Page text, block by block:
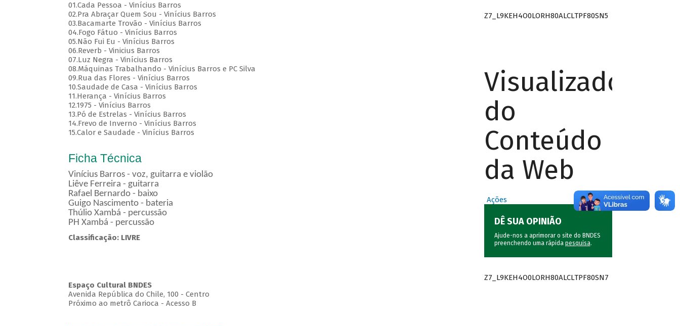
01.Cada Pessoa - Vinícius Barros
02.Pra Abraçar Quem Sou - Vinícius Barros
03.Bacamarte Trovão - Vinícius Barros
04.Fogo Fátuo - Vinícius Barros
05.Não Fui Eu - Vinícius Barros
06.Reverb - Vinicius Barros
07.Luz Negra - Vinícius Barros
08.Máquinas Trabalhando - Vinícius Barros e PC Silva
09.Rua das Flores - Vinícius Barros
10.Saudade de Casa - Vinícius Barros
11.Herança - Vinícius Barros
12.1975 - Vinícius Barros
13.Pó de Estrelas - Vinícius Barros
14.Frevo de Inverno - Vinícius Barros
15.Calor e Saudade - Vinícius Barros
Ficha Técnica
Vinícius Barros - voz, guitarra e violão
Liêve Ferreira - guitarra
Rafael Bernardo - baixo
Guigo Nascimento - bateria
Thúlio Xambá - percussão
PH Xambá - percussão
Classificação: LIVRE
Espaço Cultural BNDES
Avenida República do Chile, 100 - Centro
Próximo ao metrô Carioca - Acesso B
Z7_L9KEH4O0LORH80ALCLTPF80SN5
Visualizador
do
Conteúdo
da Web
Ações
DÊ SUA OPINIÃO
Ajude-nos a aprimorar o site do BNDES
preenchendo uma rápida pesquisa.
Z7_L9KEH4O0LORH80ALCLTPF80SN7